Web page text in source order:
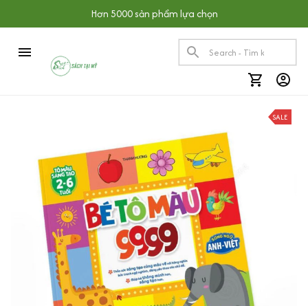
Hơn 5000 sản phẩm lựa chọn
SALE